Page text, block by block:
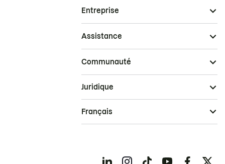
Entreprise
Assistance
Communauté
Juridique
Français